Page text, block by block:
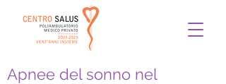
Apnee del sonno nel